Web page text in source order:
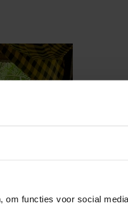
functies voor social